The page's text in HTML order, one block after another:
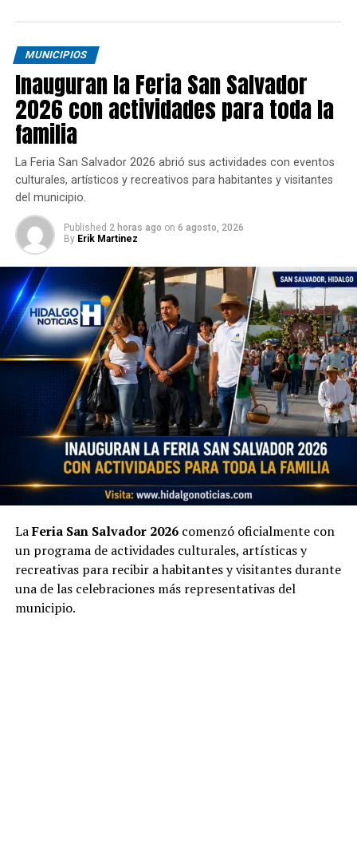
MUNICIPIOS
Inauguran la Feria San Salvador
2026 con actividades para toda la
familia
La Feria San Salvador 2026 abrió sus actividades con eventos
culturales, artísticos y recreativos para habitantes y visitantes
del municipio.
Published 2 horas ago on 6 agosto, 2026
By Erik Martinez
LaFeria San Salvador 2026comenzó oficialmente con
un programa de actividades culturales, artísticas y
recreativas para recibir a habitantes y visitantes durante
una de las celebraciones más representativas del
municipio.